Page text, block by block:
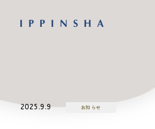
2025.9.9 お知らせ